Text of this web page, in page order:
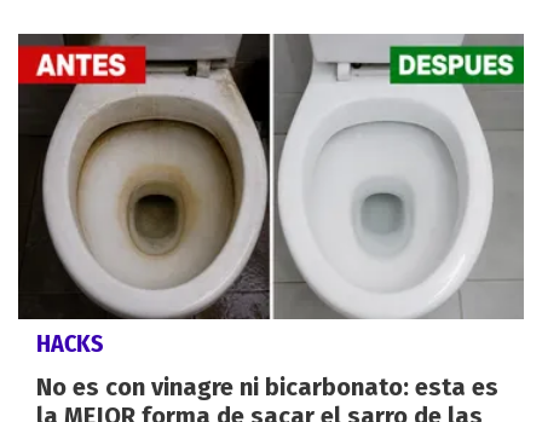
HACKS
No es con vinagre ni bicarbonato: esta es
la MEJOR forma de sacar el sarro de las